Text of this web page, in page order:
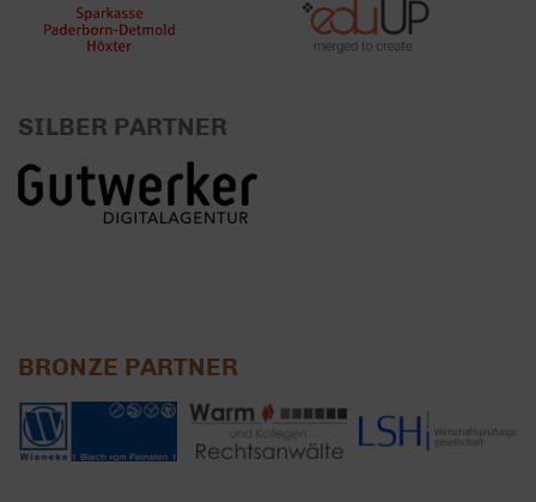
SILBER PARTNER
BRONZE PARTNER